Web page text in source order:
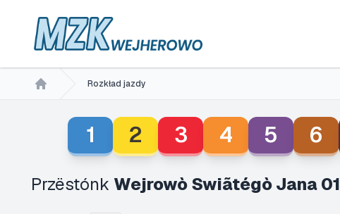
Rozkład jazdy
1 2 3 4 5 6
Przëstónk Wejrowò Swiãtégò Jana 01